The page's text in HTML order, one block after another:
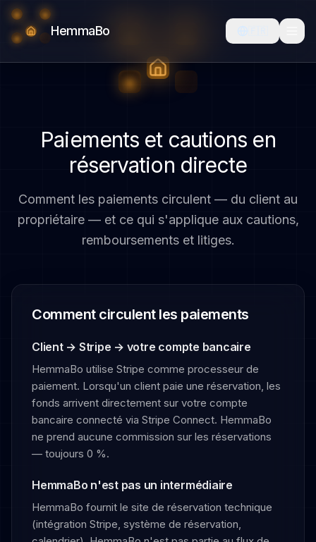
HemmaBo
Paiements et cautions en
réservation directe
Comment les paiements circulent — du client au
propriétaire — et ce qui s'applique aux cautions,
remboursements et litiges.
Comment circulent les paiements
Client → Stripe → votre compte bancaire
HemmaBo utilise Stripe comme processeur de
paiement. Lorsqu'un client paie une réservation, les
fonds arrivent directement sur votre compte
bancaire connecté via Stripe Connect. HemmaBo
ne prend aucune commission sur les réservations
— toujours 0 %.
HemmaBo n'est pas un intermédiaire
HemmaBo fournit le site de réservation technique
(intégration Stripe, système de réservation,